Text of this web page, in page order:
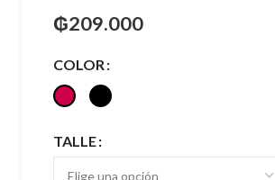
₲209.000
COLOR
TALLE